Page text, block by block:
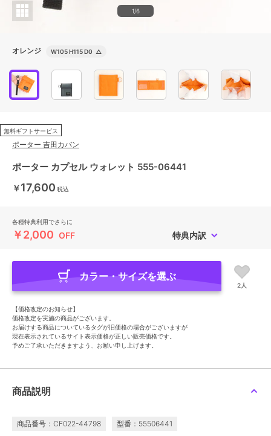
1/6
オレンジ W105 H115 D0 △
無料ギフトサービス
ポーター 吉田カバン
ポーター カプセル ウォレット 555-06441
￥17,600 税込
各種特典利用でさらに
￥2,000 OFF 特典内訳
カラー・サイズを選ぶ
2人
【価格改定のお知らせ】
価格改定を実施の商品がございます。
お届けする商品についているタグが旧価格の場合がございますが
現在表示されているサイト表示価格が正しい販売価格です。
予めご了承いただきますよう、お願い申し上げます。
商品説明
商品番号：CF022-44798 型番：55506441